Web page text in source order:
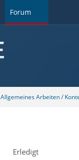
Forum
Allgemeines Arbeiten /
Erledigt